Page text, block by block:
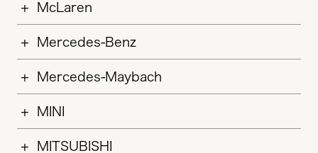
McLaren
Mercedes-Benz
Mercedes-Maybach
MINI
MITSUBISHI